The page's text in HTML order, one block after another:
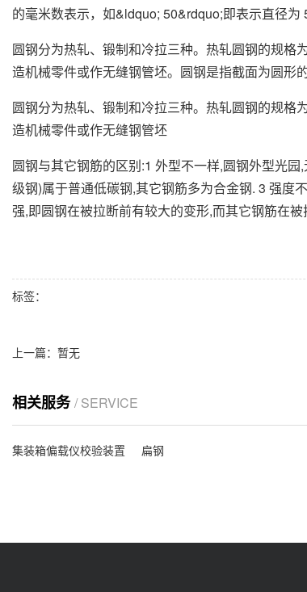
的毫米数表示，如&ldquo; 50&rdquo;即表示直径为
圆钢分为热轧、锻制和冷拉三种。热轧圆钢的规格
造机械零件或作无缝钢管坯。圆钢是指截面为圆形
圆钢分为热轧、锻制和冷拉三种。热轧圆钢的规格
造机械零件或作无缝钢管坯
圆钢与其它钢筋的区别:1 外型不一样,圆钢外型光
级钢)属于普通低碳钢,其它钢筋多为合金钢. 3 强度
强,即圆钢在被拉断前有较大的变形,而其它钢筋在
标签：
上一篇： 暂无
相关服务/ SERVICE
集装箱偏载仪校验装置 扁钢